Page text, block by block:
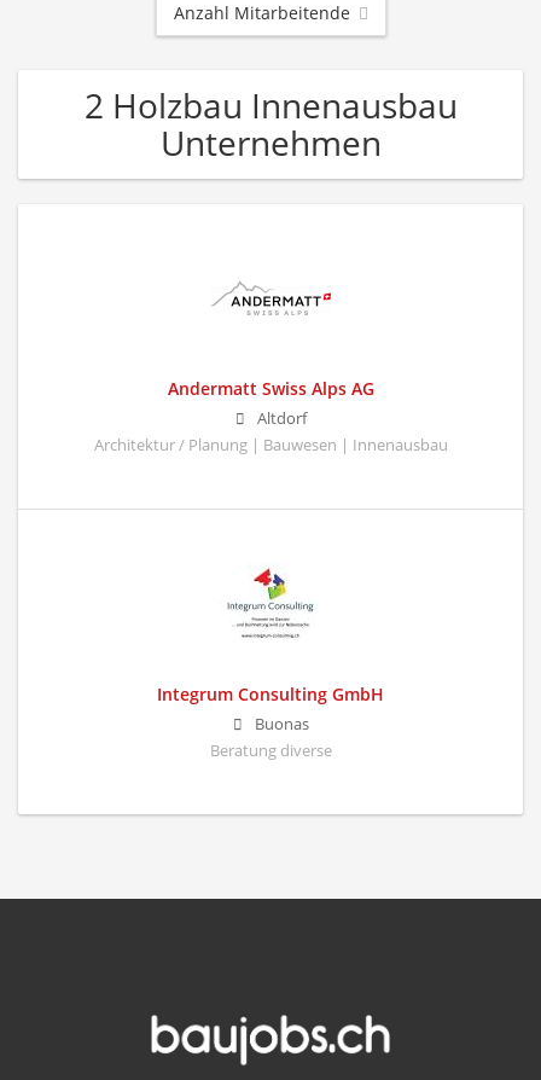
Anzahl Mitarbeitende
2 Holzbau Innenausbau
Unternehmen
Andermatt Swiss Alps AG
Altdorf
Architektur / Planung | Bauwesen | Innenausbau
Integrum Consulting GmbH
Buonas
Beratung diverse